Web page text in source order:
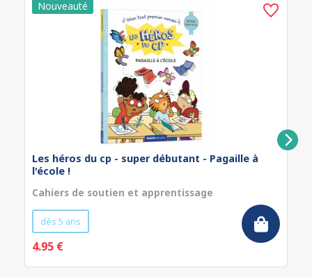
Les héros du cp - super débutant - Pagaille à
l'école !
Cahiers de soutien et apprentissage
dès 5 ans
4.95 €